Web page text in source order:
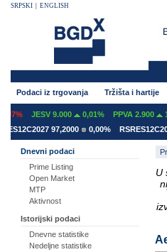
SRPSKI ENGLISH
Podaci iz trgovanja Tržišta i hartije
JESV 9.000 0,01% PPVA 2.900
97,2000
0,00%
Dnevni podaci
Prime Listing
Open Market
MTP
Aktivnost
Istorijski podaci
Dnevne statistike
Nedeljne statistike
U